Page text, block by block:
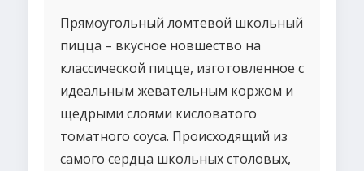
Прямоугольный ломтевой школьный
пицца – вкусное новшество на
классической пицце, изготовленное с
идеальным жевательным коржом и
щедрыми слоями кисловатого
томатного соуса. Происходящий из
самого сердца школьных столовых,